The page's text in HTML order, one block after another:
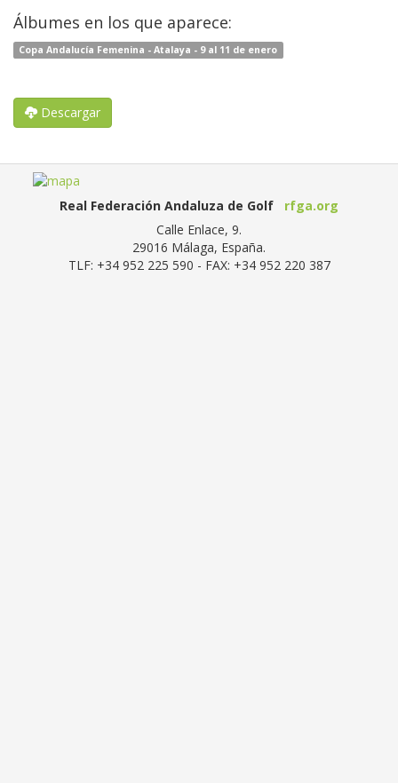
Álbumes en los que aparece:
Copa Andalucía Femenina - Atalaya - 9 al 11 de enero
Descargar
Real Federación Andaluza de Golf
rfga.org
Calle Enlace, 9.
29016 Málaga, España.
TLF: +34 952 225 590 - FAX: +34 952 220 387